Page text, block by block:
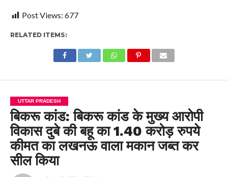
Post Views: 677
RELATED ITEMS:
UTTAR PRADESH
बिकरू कांड: बिकरू कांड के मुख्य आरोपी
विकास दुबे की बहू का 1.40 करोड़ रुपये
कीमत का लखनऊ वाला मकान जब्त कर
सील किया